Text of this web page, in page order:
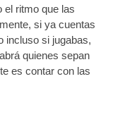
el ritmo que las
si ya cuentas
incluso si jugabas,
quienes sepan
es contar con las